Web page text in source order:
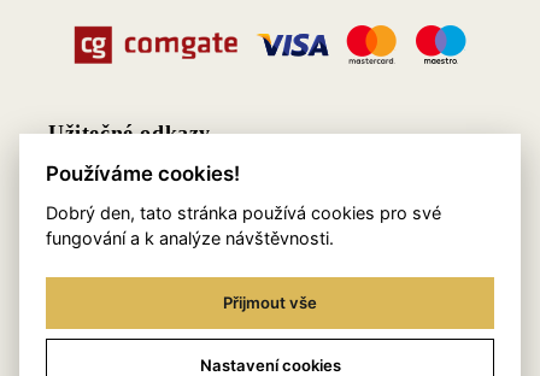
Užitečné odkazy
O nás
Blog
Věrnostní program
Používáme cookies!
Dobrý den, tato stránka používá cookies pro své
fungování a k analýze návštěvnosti.
Přijmout vše
Nastavení cookies